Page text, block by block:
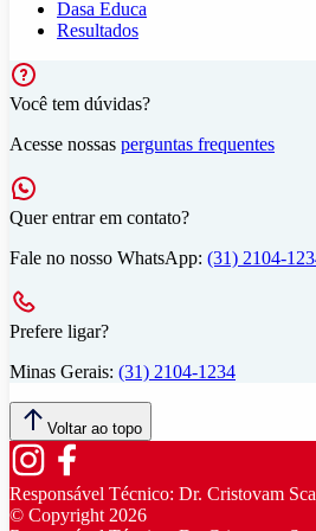
Dasa Educa
Resultados
Você tem dúvidas?
Acesse nossas perguntas frequentes
Quer entrar em contato?
Fale no nosso WhatsApp: (31) 2104-
Prefere ligar?
Minas Gerais: (31) 2104-1234
Voltar ao topo
Responsável Técnico: Dr. Cristovam
© Copyright 2026